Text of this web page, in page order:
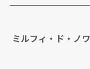
ミルフィ・ド・ノ